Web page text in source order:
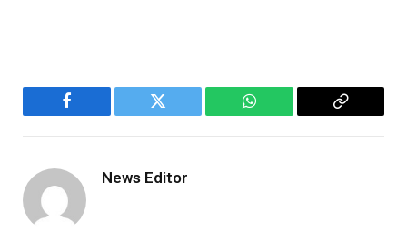
Facebook Twitter WhatsApp
Copy
News Editor